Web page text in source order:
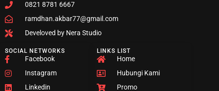
0821 8781 6667
ramdhan.akbar77@gmail.com
Develoved by Nera Studio
SOCIAL NETWORKS
Facebook
Instagram
Linkedin
LINKS LIST
Home
Hubungi Kami
Promo